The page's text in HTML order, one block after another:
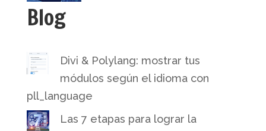
Blog
Divi & Polylang: mostrar tus
módulos según el idioma con
pll_language
Las 7 etapas para lograr la